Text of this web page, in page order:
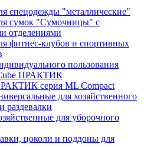
спецодежды "металлические"
сумок "Сумочницы" с
отделениями
фитнес-клубов и спортивных
пользования
ПРАКТИК
серия ML Compact
для хозяйственного
раздевалки
для уборочного
цоколи и поддоны для